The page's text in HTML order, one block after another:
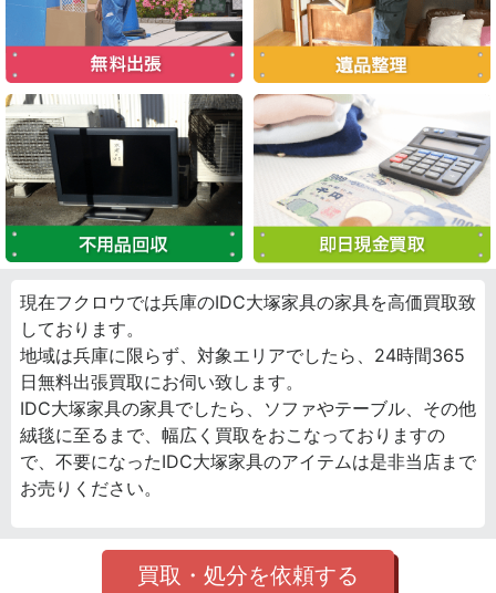
現在フクロウでは兵庫のIDC大塚家具の家具を高価買取致
しております。
地域は兵庫に限らず、対象エリアでしたら、24時間365
日無料出張買取にお伺い致します。
IDC大塚家具の家具でしたら、ソファやテーブル、その他
絨毯に至るまで、幅広く買取をおこなっておりますの
で、不要になったIDC大塚家具のアイテムは是非当店まで
お売りください。
買取・処分を依頼する